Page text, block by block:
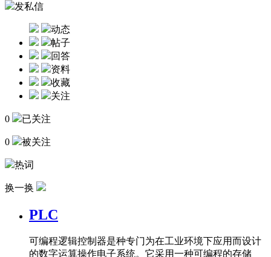
发私信
动态
帖子
回答
资料
收藏
关注
0 已关注
0 被关注
热词
换一换
PLC
可编程逻辑控制器是种专门为在工业环境下应用而设计
的数字运算操作电子系统。它采用一种可编程的存储